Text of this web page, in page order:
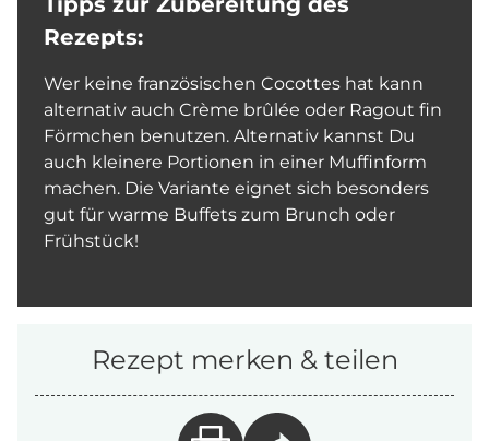
Rezepts:
Wer keine französischen Cocottes hat kann
alternativ auch Crème brûlée oder Ragout fin
Förmchen benutzen. Alternativ kannst Du
auch kleinere Portionen in einer Muffinform
machen. Die Variante eignet sich besonders
gut für warme Buffets zum Brunch oder
Frühstück!
Rezept merken & teilen